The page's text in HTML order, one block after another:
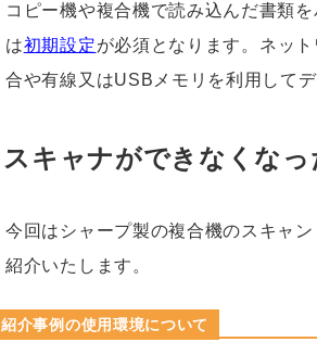
コピー機や複合機で読み込んだ書類
は初期設定が必須となります。ネッ
合や有線又はUSBメモリを利用して
スキャナができなくな
今回はシャープ製の複合機のスキャ
紹介いたします。
紹介事例の使用環境について